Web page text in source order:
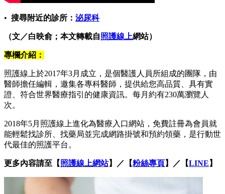
• 搜尋附近的診所： 泌尿科
（文／白映俞；本文轉載自照護線上網站）
專欄介紹：
照護線上於2017年3月成立，是個醫護人員所組成的團隊，由
醫師擔任編輯，邀集各專科醫師，提供給您高品質、具有實
證、符合世界醫療指引的健康資訊。每月約有230萬瀏覽人
次。
2018年5月照護線上進化為醫療入口網站，免費註冊為會員就
能輕鬆找診所、找藥局並完成網路掛號和預約領藥，是行動世
代最佳的照護平台。
更多內容請至【照護線上網站】／【粉絲專頁】／【LINE 】